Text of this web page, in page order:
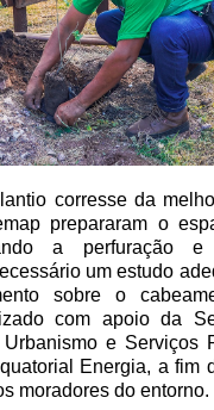
corresse da
prepararam o
a perfuração e
um estudo
sobre o
com apoio da
e Serviços
Energia, a fim
moradores do entorno.